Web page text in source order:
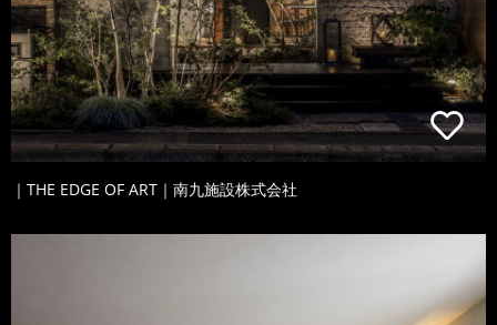
｜THE EDGE OF ART｜南九施設株式会社